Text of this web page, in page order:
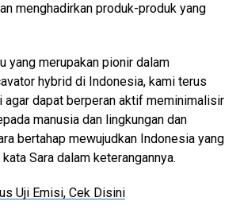
menghadirkan produk-produk yang
yang merupakan pionir dalam
hybrid di Indonesia, kami terus
agar dapat berperan aktif meminimalisir
manusia dan lingkungan dan
bertahap mewujudkan Indonesia yang
Sara dalam keterangannya.
Uji Emisi, Cek Disini